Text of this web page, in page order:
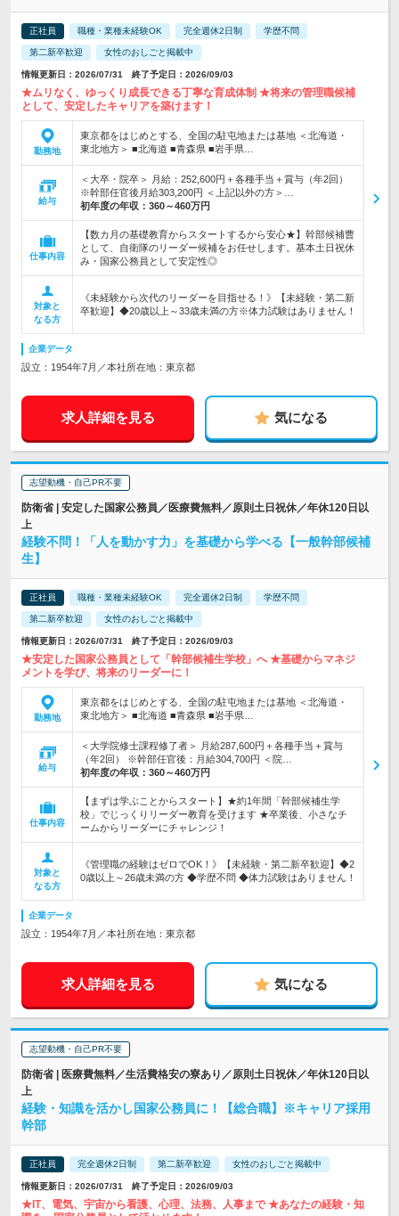
正社員 職種・業種未経験OK 完全週休2日制 学歴不問
第二新卒歓迎 女性のおしごと掲載中
情報更新日：2026/07/31 終了予定日：2026/09/03
★ムリなく、ゆっくり成長できる丁寧な育成体制 ★将来の管理職候補
として、安定したキャリアを築けます！
勤務地
東京都をはじめとする、全国の駐屯地または基地 ＜北海道・
東北地方＞ ■北海道 ■青森県 ■岩手県…
給与
＜大卒・院卒＞ 月給：252,600円＋各種手当＋賞与（年2回）
※幹部任官後月給303,200円 ＜上記以外の方＞…
初年度の年収： 360～460万円
仕事内容
【数カ月の基礎教育からスタートするから安心★】幹部候補曹
として、自衛隊のリーダー候補をお任せします。基本土日祝休
み・国家公務員として安定性◎
対象と
なる方
《未経験から次代のリーダーを目指せる！》【未経験・第二新
卒歓迎】◆20歳以上～33歳未満の方※体力試験はありません！
企業データ
設立：1954年7月／本社所在地：東京都
求人詳細を見る 気になる
志望動機・自己PR不要
防衛省 | 安定した国家公務員／医療費無料／原則土日祝休／年休120日以
上
経験不問！「人を動かす力」を基礎から学べる【一般幹部候補
生】
正社員 職種・業種未経験OK 完全週休2日制 学歴不問
第二新卒歓迎 女性のおしごと掲載中
情報更新日：2026/07/31 終了予定日：2026/09/03
★安定した国家公務員として「幹部候補生学校」へ ★基礎からマネジ
メントを学び、将来のリーダーに！
勤務地
東京都をはじめとする、全国の駐屯地または基地 ＜北海道・
東北地方＞ ■北海道 ■青森県 ■岩手県…
給与
＜大学院修士課程修了者＞ 月給287,600円＋各種手当＋賞与
（年2回） ※幹部任官後：月給304,700円 ＜院…
初年度の年収： 360～460万円
仕事内容
【まずは学ぶことからスタート】★約1年間「幹部候補生学
校」でじっくりリーダー教育を受けます ★卒業後、小さなチ
ームからリーダーにチャレンジ！
対象と
なる方
《管理職の経験はゼロでOK！》【未経験・第二新卒歓迎】◆2
0歳以上～26歳未満の方 ◆学歴不問 ◆体力試験はありません！
企業データ
設立：1954年7月／本社所在地：東京都
求人詳細を見る 気になる
志望動機・自己PR不要
防衛省 | 医療費無料／生活費格安の寮あり／原則土日祝休／年休120日以
上
経験・知識を活かし国家公務員に！【総合職】※キャリア採用
幹部
正社員 完全週休2日制 第二新卒歓迎 女性のおしごと掲載中
情報更新日：2026/07/31 終了予定日：2026/09/03
★IT、電気、宇宙から看護、心理、法務、人事まで ★あなたの経験・知